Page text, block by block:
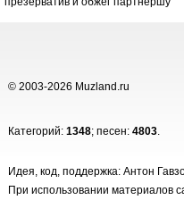
© 2003-2026 Muzland.ru
Категорий: 1348; песен: 4803.
Идея, код, поддержка: Антон
При использовании материалов